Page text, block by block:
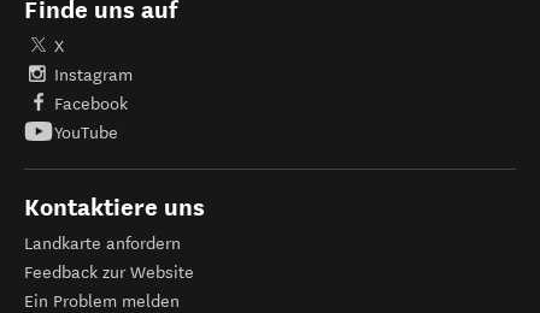
Finde uns auf
X
Instagram
Facebook
YouTube
Kontaktiere uns
Landkarte anfordern
Feedback zur Website
Ein Problem melden